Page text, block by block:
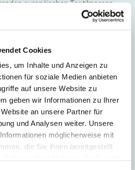
Cookies
um Inhalte und Anzeigen zu
für soziale Medien anbieten
auf unsere Website zu
geben wir Informationen zu Ihrer
an unsere Partner für
und Analysen weiter. Unsere
möglicherweise mit
die Sie ihnen bereitgestellt
europäischen Textilmessen
vereint künftig alle Fashion-
Pavilion Maredamare 2025
für den German
auf der im Juli stattfindenden
Maredamare liegen vor.
sind bis 21. Februar 2025
online möglich.
„Circular Textiles“ auf